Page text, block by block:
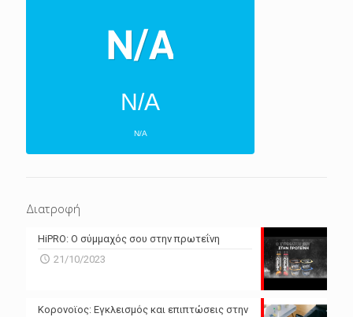
N/A
N/A
N/A
Powered by Forecast.io
Διατροφή
HiPRO: Ο σύμμαχός σου στην πρωτεΐνη
21/10/2023
Κορονοϊος: Εγκλεισμός και επιπτώσεις στην